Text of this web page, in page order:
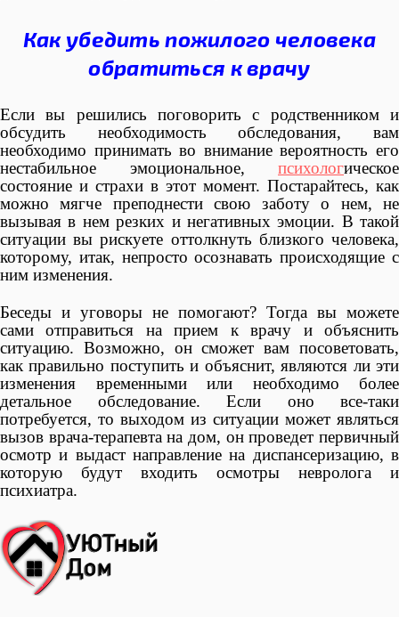
Как убедить пожилого человека
обратиться к врачу
Если вы решились поговорить с родственником и
обсудить необходимость обследования, вам
необходимо принимать во внимание вероятность его
нестабильное эмоциональное, психологическое
состояние и страхи в этот момент. Постарайтесь, как
можно мягче преподнести свою заботу о нем, не
вызывая в нем резких и негативных эмоции. В такой
ситуации вы рискуете оттолкнуть близкого человека,
которому, итак, непросто осознавать происходящие с
ним изменения.
Беседы и уговоры не помогают? Тогда вы можете
сами отправиться на прием к врачу и объяснить
ситуацию. Возможно, он сможет вам посоветовать,
как правильно поступить и объяснит, являются ли эти
изменения временными или необходимо более
детальное обследование. Если оно все-таки
потребуется, то выходом из ситуации может являться
вызов врача-терапевта на дом, он проведет первичный
осмотр и выдаст направление на диспансеризацию, в
которую будут входить осмотры невролога и
психиатра.